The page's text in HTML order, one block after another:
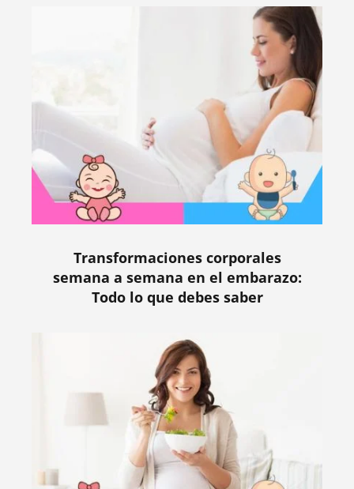
Transformaciones corporales
semana a semana en el embarazo:
Todo lo que debes saber